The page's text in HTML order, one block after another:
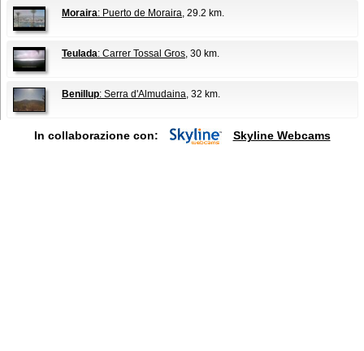
Moraira: Puerto de Moraira , 29.2 km.
Teulada: Carrer Tossal Gros , 30 km.
Benillup: Serra d'Almudaina , 32 km.
In collaborazione con: Skyline Webcams